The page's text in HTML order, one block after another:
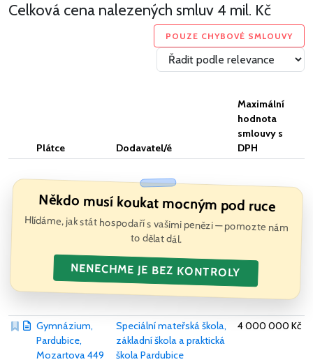
Celková cena nalezených smluv4 mil. Kč
POUZE CHYBOVÉ SMLOUVY
Plátce Dodavatel/é
Maximální
hodnota
smlouvy s
DPH
Někdo musí koukat mocným pod ruce
Hlídáme, jak stát hospodaří s vašimi penězi — pomozte nám
to dělat dál.
NENECHME JE BEZ KONTROLY
Gymnázium,
Pardubice,
Mozartova 449
Speciální mateřská škola,
základní škola a praktická
škola Pardubice
4 000 000 Kč